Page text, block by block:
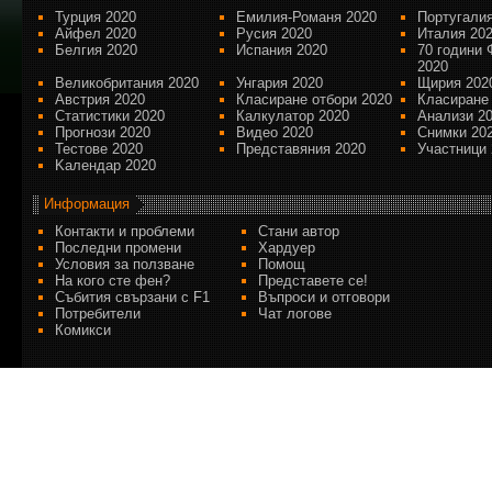
Турция 2020
Емилия-Романя 2020
Айфел 2020
Русия 2020
Италия
Белгия 2020
Испания 2020
70 години
2020
Великобритания 2020
Унгария 2020
Щирия
Австрия 2020
Класиране отбори 2020
Статистики 2020
Калкулатор 2020
Анализи
Прогнози 2020
Видео 2020
Снимки
Тестове 2020
Представяния 2020
Участници
Kалендар 2020
Информация
Контакти и проблеми
Стани автор
Последни промени
Хардуер
Условия за ползване
Помощ
На кого сте фен?
Представете се!
Събития свързани с F1
Въпроси и отговори
Потребители
Чат логове
Комикси